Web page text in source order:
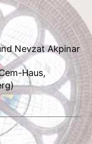
Nevzat Akpinar
Haus,